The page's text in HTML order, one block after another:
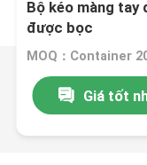
Bộ kéo màng tay
được bọc
MOQ：Container
Giá tốt